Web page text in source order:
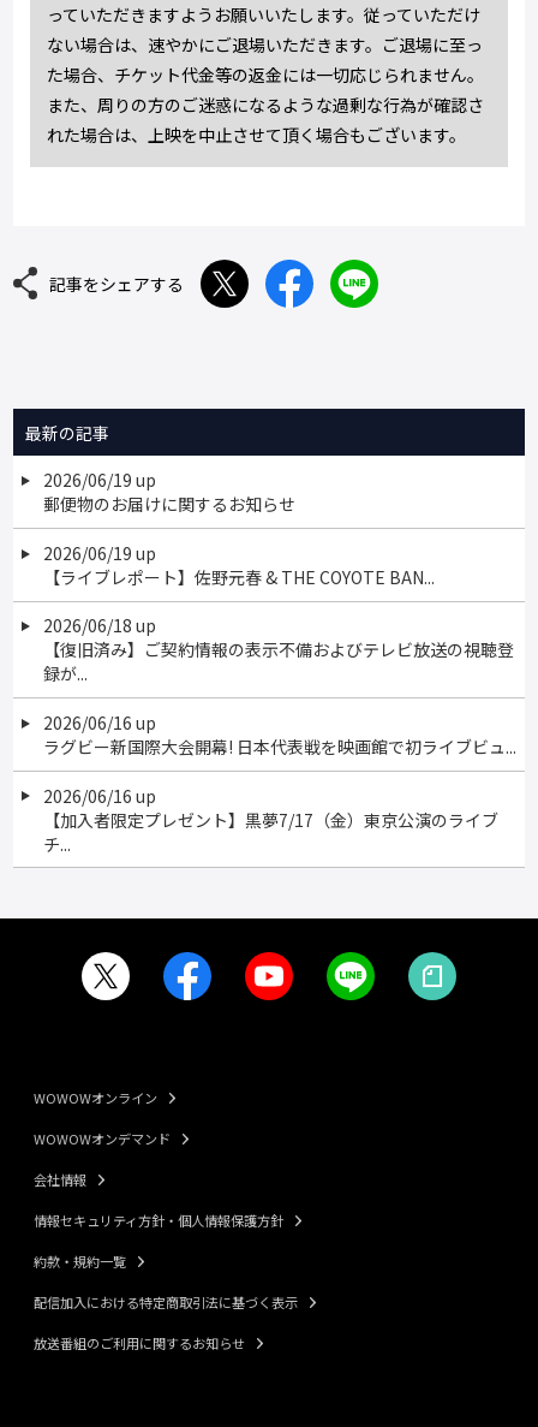
っていただきますようお願いいたします。従っていただけ
ない場合は、速やかにご退場いただきます。ご退場に至っ
た場合、チケット代金等の返金には一切応じられません。
また、周りの方のご迷惑になるような過剰な行為が確認さ
れた場合は、上映を中止させて頂く場合もございます。
記事をシェアする
最新の記事
2026/06/19 up
郵便物のお届けに関するお知らせ
2026/06/19 up
【ライブレポート】佐野元春 & THE COYOTE BAN...
2026/06/18 up
【復旧済み】ご契約情報の表示不備およびテレビ放送の視聴登
録が...
2026/06/16 up
ラグビー新国際大会開幕! 日本代表戦を映画館で初ライブビュ...
2026/06/16 up
【加入者限定プレゼント】黒夢7/17（金）東京公演のライブ
チ...
WOWOWオンライン
WOWOWオンデマンド
会社情報
情報セキュリティ方針・個人情報保護方針
約款・規約一覧
配信加入における特定商取引法に基づく表示
放送番組のご利用に関するお知らせ